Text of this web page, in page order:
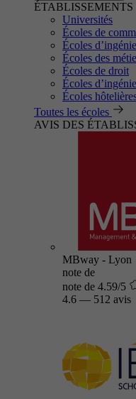
ÉTABLISSEMENTS
Universités
Écoles de
Écoles
Écoles des
Écoles de droit
Écoles
Écoles
Toutes les écoles
AVIS DES
MBway - Lyon
note de
note de 4.59/5
4.6 — 512 avis